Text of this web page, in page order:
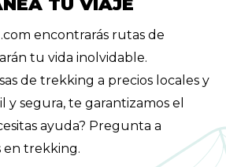
de estos lugares cuenta su
ofrece una nueva perspectiva
de los incas. Y luego,
ese esfuerzo, ese momento
Puerta del Sol - tu primera
¡Mágico! En
encontrarás rutas de
tu vida inolvidable.
de trekking a precios locales y
y segura, te garantizamos el
ayuda? Pregunta a
en trekking.